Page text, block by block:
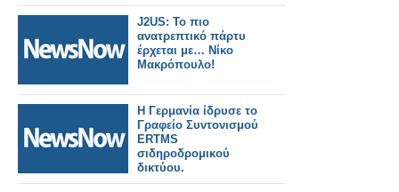
J2US: Το πιο
ανατρεπτικό πάρτυ
έρχεται με… Νίκο
Μακρόπουλο!
Η Γερμανία ίδρυσε το
Γραφείο Συντονισμού
ERTMS
σιδηροδρομικού
δικτύου.